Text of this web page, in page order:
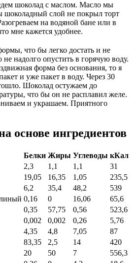
шоколад с маслом. Масло мы
шоколадный слой не покрыл торт
на водяной бане или в
мне кажется удобнее.
что бы легко достать и не
надолго опустить в горячую воду.
форма без основания, то я
и уже пакет в воду. Через 30
Шоколад остужаем до
что бы он не расплавил желе.
и украшаем. Приятного
основе ингредиентов
Белки Жиры Углеводы кКал
2,3 1,1 1,1
31
19,05 16,35 1,05
235,5
6,2 35,4 48,2
539
0,16 0 16,06
65,6
0,35 57,75 0,56
523,6
0,002 0,002 0,26
5,76
4,35 4,8 7,05
87
83,35 2,5 14
420
20 50 7
556,3